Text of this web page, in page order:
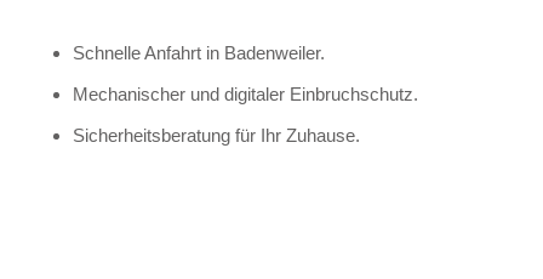
Schnelle Anfahrt in Badenweiler.
Mechanischer und digitaler Einbruchschutz.
Sicherheitsberatung für Ihr Zuhause.